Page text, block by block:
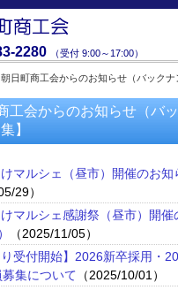
2280 （受付 9:00～17:00）
日町商工会からのお知らせ（バックナ
工会からのお知らせ（バ
】
マルシェ（昼市）開催のお知
29）
けマルシェ感謝祭（昼市）開催
（2025/11/05）
受付開始】2026新卒採用・
集について （2025/10/01）